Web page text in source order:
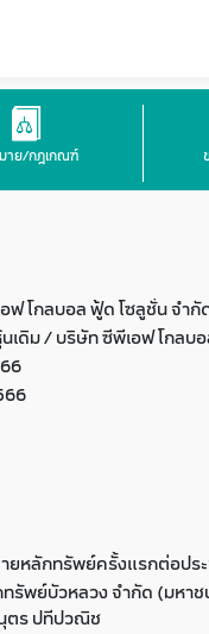
าย/กฎเกณฑ์
ฟ โกลบอล ฟู้ด โซลูชั่น จำ
เดิม / บริษัท ซีพีเอฟ โกลบ
ายหลักทรัพย์ครั้งแรกต่อปร
รัพย์บัวหลวง จำกัด (มหา
ตร ปทีปวณิช